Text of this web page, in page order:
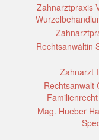
Zahnarztpraxis
Rechtsanwältin
Zahnarzt
Rechtsanwalt
Mag. Hueber